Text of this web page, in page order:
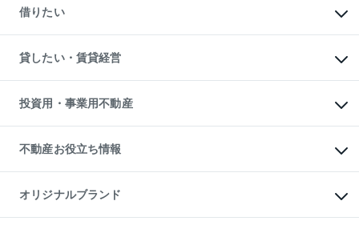
中古一戸建ての購入
不動産購入の流れ
注目キーワード物件特集
購入ガイド
English 繁体中文簡体中文
一戸建ての売却・査定
土地の売却・査定
スピードAI査定
不動産査定について
不動産売却の流れ
不動産買換えの流れ
売却ガイド
借りたい
オフィス・店舗の賃貸
借りるときの流れ
借りるガイド
貸したい・賃貸経営
マンション賃料データ
賃貸管理プラン
リロケーションについて
貸すガイド
投資用・事業用不動産
事業用不動産
マンション投資
投資用マンション
アパート経営
収益物件
不動産お役立ち情報
マンションライブラリー
人気マンションランキング
暮らしに役立つ不動産メディア
オリジナルブランド